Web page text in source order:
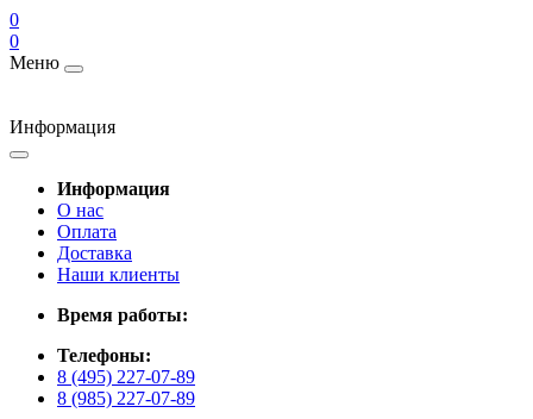
0
0
Меню
Информация
Информация
О нас
Оплата
Доставка
Наши клиенты
Время работы:
Телефоны:
8 (495) 227-07-89
8 (985) 227-07-89